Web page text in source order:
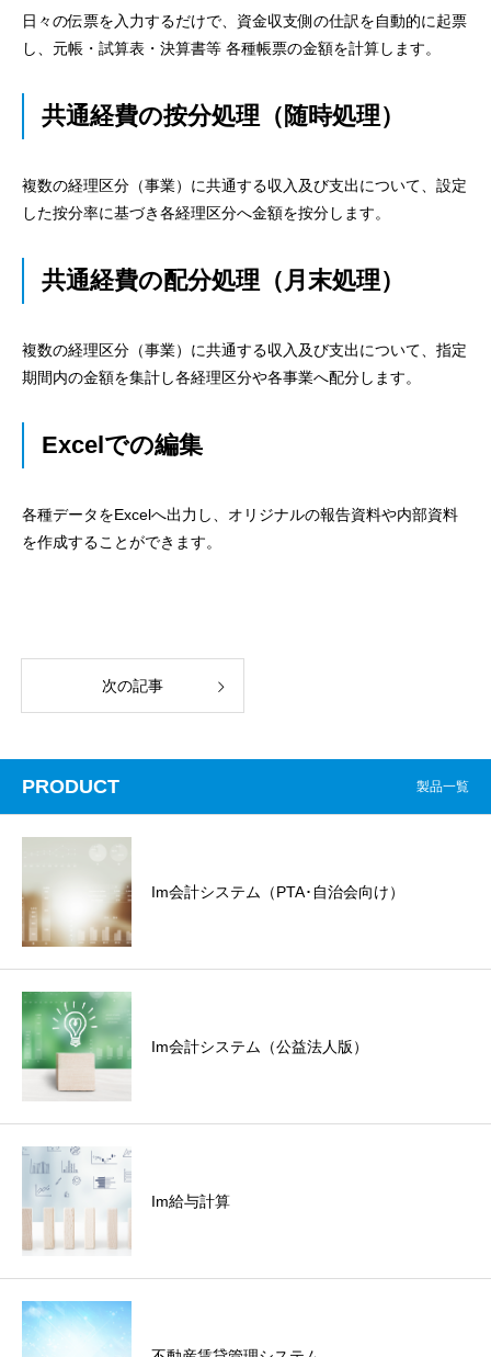
日々の伝票を入力するだけで、資金収支側の仕訳を自動的に起票
し、元帳・試算表・決算書等 各種帳票の金額を計算します。
共通経費の按分処理（随時処理）
複数の経理区分（事業）に共通する収入及び支出について、設定
した按分率に基づき各経理区分へ金額を按分します。
共通経費の配分処理（月末処理）
複数の経理区分（事業）に共通する収入及び支出について、指定
期間内の金額を集計し各経理区分や各事業へ配分します。
Excelでの編集
各種データをExcelへ出力し、オリジナルの報告資料や内部資料
を作成することができます。
次の記事
PRODUCT 製品一覧
Im会計システム（PTA･自治会向け）
Im会計システム（公益法人版）
Im給与計算